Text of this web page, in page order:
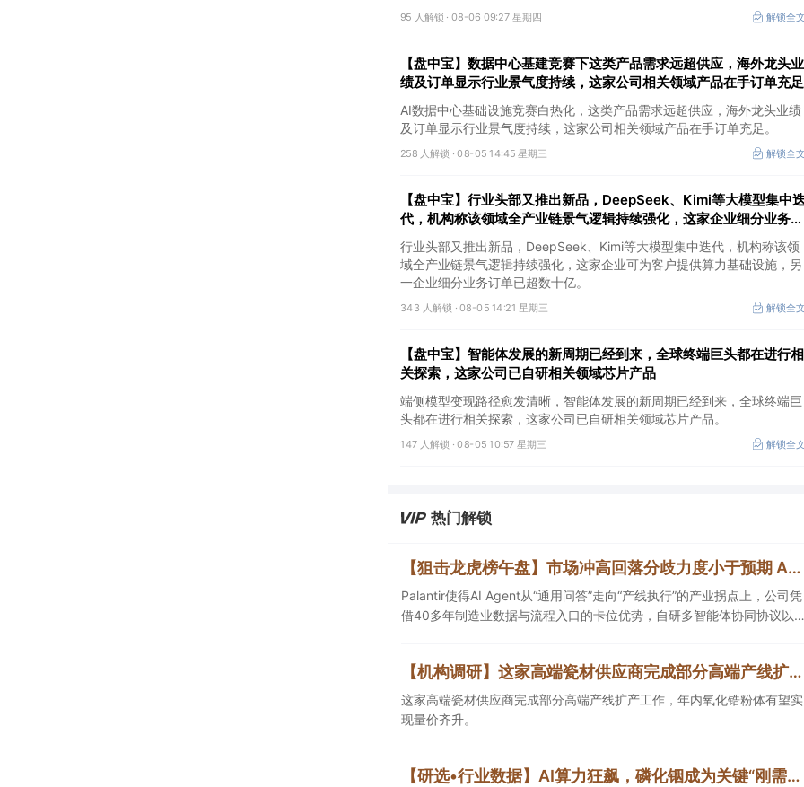
95 人解锁 · 08-06 09:27 星期四 解锁全文
【盘中宝】数据中心基建竞赛下这类产品需求远超供应，海外龙头业
绩及订单显示行业景气度持续，这家公司相关领域产品在手订单充足
AI数据中心基础设施竞赛白热化，这类产品需求远超供应，海外龙头业绩
及订单显示行业景气度持续，这家公司相关领域产品在手订单充足。
258 人解锁 ·08-05 14:45 星期三 解锁全文
【盘中宝】行业头部又推出新品，DeepSeek、Kimi等大模型集中
代，机构称该领域全产业链景气逻辑持续强化，这家企业细分业务订
单已超数十亿
行业头部又推出新品，DeepSeek、Kimi等大模型集中迭代，机构称该领
域全产业链景气逻辑持续强化，这家企业可为客户提供算力基础设施，另
一企业细分业务订单已超数十亿。
343 人解锁 ·08-05 14:21 星期三 解锁全文
【盘中宝】智能体发展的新周期已经到来，全球终端巨头都在进行相
关探索，这家公司已自研相关领域芯片产品
端侧模型变现路径愈发清晰，智能体发展的新周期已经到来，全球终端巨
头都在进行相关探索，这家公司已自研相关领域芯片产品。
147 人解锁 ·08-05 10:57 星期三 解锁全文
热门解锁
【狙击龙虎榜午盘】市场冲高回落分歧力度小于预期 AI智能体依旧为核心主线
Palantir使得AI Agent从“通用问答”走向“产线执行”的产业拐点上，公司凭
借40多年制造业数据与流程入口的卡位优势，自研多智能体协同协议以
【机构调研】这家高端瓷材供应商完成部分高端产线扩产，年内氧化锆粉体有望实现量价齐升
这家高端瓷材供应商完成部分高端产线扩产工作，年内氧化锆粉体有望实
现量价齐升。
【研选•行业数据】AI算力狂飙，磷化铟成为关键“刚需材料”，最新整理相关产业链公司市占率、产能、产量等（附表）